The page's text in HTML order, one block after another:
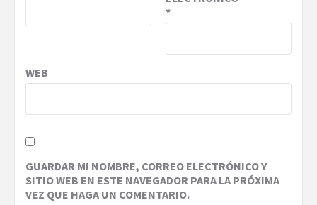
*
WEB
GUARDAR MI NOMBRE, CORREO ELECTRÓNICO Y
SITIO WEB EN ESTE NAVEGADOR PARA LA PRÓXIMA
VEZ QUE HAGA UN COMENTARIO.